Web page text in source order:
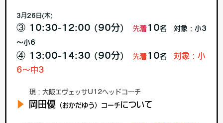
3月26日(木)
③ 10:30-12:00 (90分) 先着 10名 対象：小3
～小6
④ 13:00-14:30 (90分) 先着 10名
対象：小
6～中3
現：大阪エヴェッサU12ヘッドコーチ
▶︎ 岡田優 （おかだゆう） コーチについて